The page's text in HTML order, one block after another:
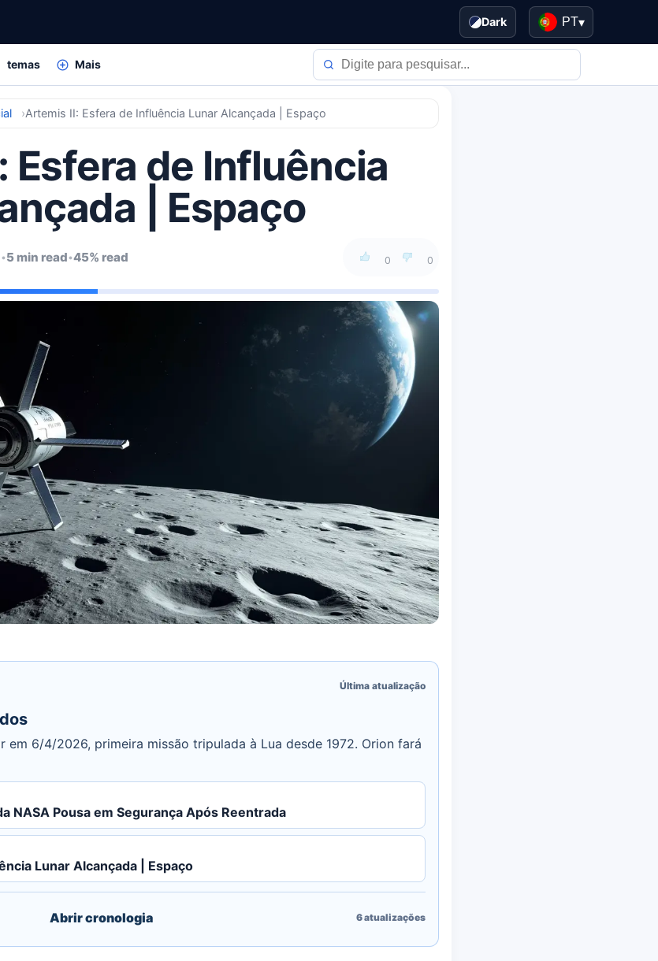
Dark PT▾
temas Mais
Artemis II: Esfera de Influência Lunar Alcançada | Espaço
Esfera de Influência
| Espaço
0 0
•5 min read•45% read
Última atualização
em 6/4/2026, primeira missão tripulada à Lua desde 1972. Orion fará
NASA Pousa em Segurança Após Reentrada
Lunar Alcançada | Espaço
Abrir cronologia 6atualizações